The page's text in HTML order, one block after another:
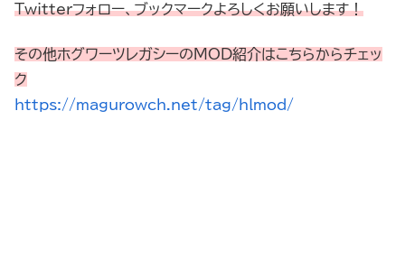
Twitterフォロー、ブックマークよろしくお願いします！
その他ホグワーツレガシーのMOD紹介はこちらからチェッ
ク
https://magurowch.net/tag/hlmod/